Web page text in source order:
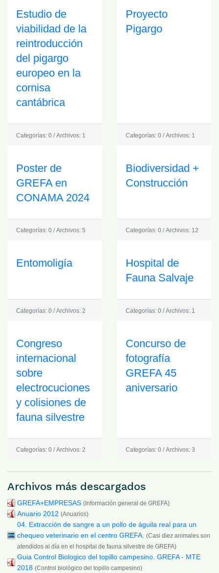
Estudio de
viabilidad de la
reintroducción
del pigargo
europeo en la
cornisa
cantábrica
Categorías: 0/Archivos: 1
Proyecto
Pigargo
Categorías: 0/Archivos: 1
Poster de
GREFA en
CONAMA 2024
Categorías: 0/Archivos: 5
Biodiversidad +
Construcción
Categorías: 0/Archivos: 12
Entomoligía
Categorías: 0/Archivos: 2
Hospital de
Fauna Salvaje
Categorías: 0/Archivos: 1
Congreso
internacional
sobre
electrocuciones
y colisiones de
fauna silvestre
Categorías: 0/Archivos: 2
Concurso de
fotografía
GREFA 45
aniversario
Categorías: 0/Archivos: 3
Archivos más descargados
GREFA+EMPRESAS (Información general de GREFA)
Anuario 2012 (Anuarios)
04. Extracción de sangre a un pollo de águila real para un
chequeo veterinario en el centro GREFA. (Casi diez animales son
atendidos al día en el hospital de fauna silvestre de GREFA)
Guia Control Biologico del topillo campesino. GREFA - MTE
2018 (Control biológico del topillo campesino)